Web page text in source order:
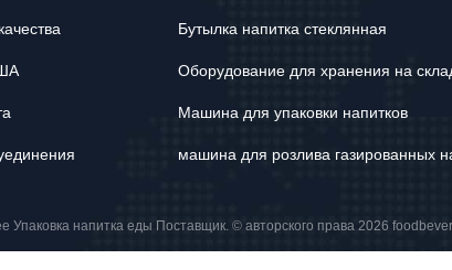
Бутылка напитка стеклянная
Оборудование для хранения на
Машина для упаковки напитков
машина для розлива газированных
Упаковка напитка еды Поставщик. © авторского права 2026